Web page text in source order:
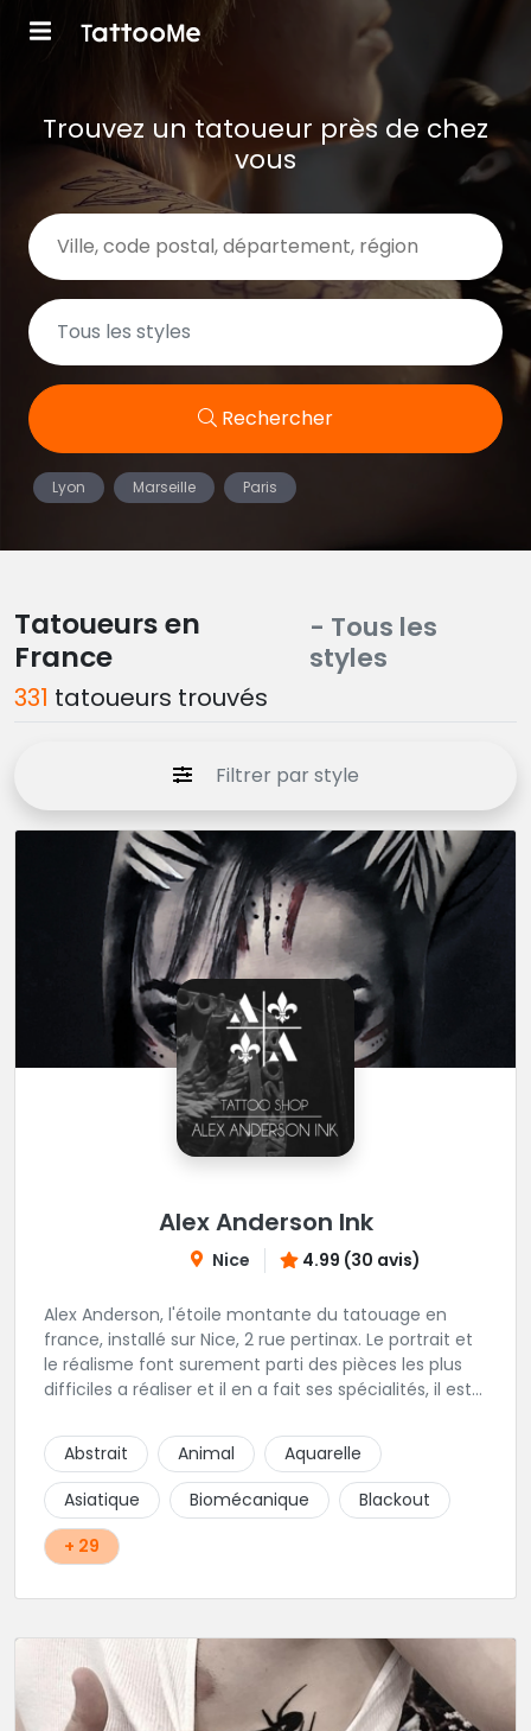
Trouvez un tatoueur près de chez
vous
Rechercher
Lyon Marseille Paris
Tatoueurs en
France
- Tous les
styles
331 tatoueurs trouvés
Filtrer par style
Alex Anderson Ink
Nice 4.99 (30 avis)
Alex Anderson, l'étoile montante du tatouage en
france, installé sur Nice, 2 rue pertinax. Le portrait et
le réalisme font surement parti des pièces les plus
difficiles a réaliser et il en a fait ses spécialités, il est
religieux ou du chicanos. Romain son frère sera vous
combler par sa finesse pour des pièces comme le
mandala, l'ornemental ou la calligraphie pour le
bonheur des futurs tatoués. Il y a aussi Léa, Maureen,
Fat, Tom, Sento, Lily, des artistes hors normes. Il n'y a
qu'à regarder les pièces sélectionnées ici pour
Abstrait Animal
Aquarelle
Asiatique
Biomécanique
Blackout
+ 29